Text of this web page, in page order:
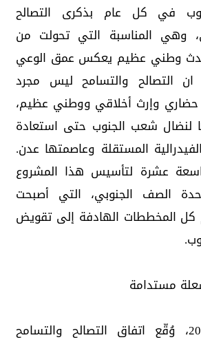
في كل عام بذكرى التصالح
وهي المناسبة التي تحولت من
وطني عظيم يعكس عمق الوعي
ان التصالح والتسامح ليس مجرد
حضاري وإرث أخلاقي ووطني عظيم،
لنضال شعب الجنوب حتى استعادة
المستقلة وعاصمتها عدن.
عشرة لتأسيس هذا المشروع
الصف الجنوبي، التي أصبحت
كل المخططات الهادفة إلى تقويض
مستدامة
في 13 يناير 2006، وُقّع اتفاق التصالح والتسامح